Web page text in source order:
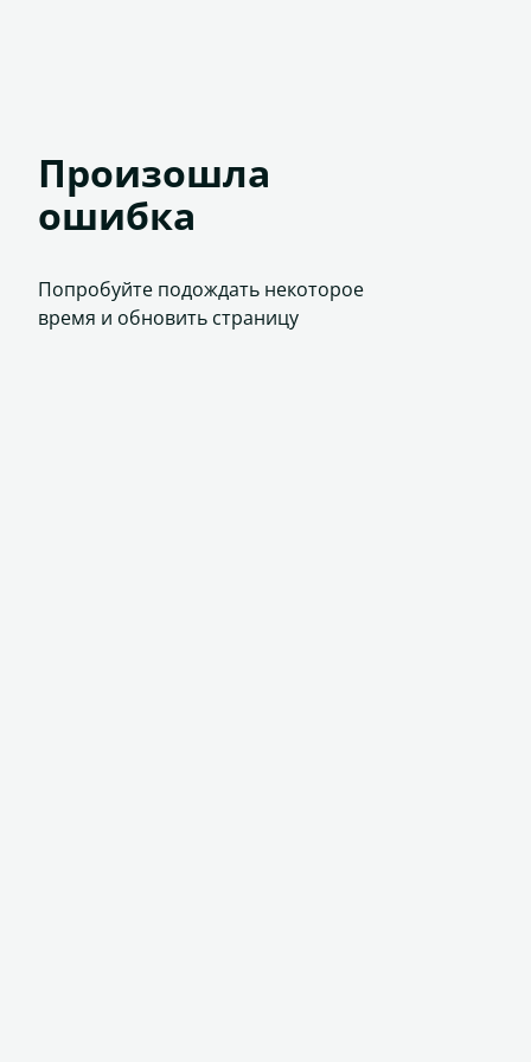
Произошла
ошибка
Попробуйте подождать некоторое
время и обновить страницу